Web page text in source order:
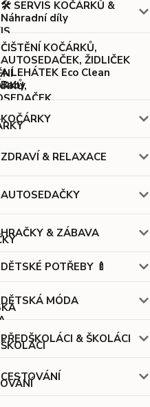
🛠️ SERVIS KOČÁRKŮ &
Náhradní díly
ČIŠTĚNÍ KOČÁRKŮ,
AUTOSEDAČEK, ŽIDLIČEK
A LEHÁTEK Eco Clean
Baby
KOČÁRKY
ZDRAVÍ & RELAXACE
AUTOSEDAČKY
HRAČKY & ZÁBAVA
DĚTSKÉ POTŘEBY 🍼
DĚTSKÁ MÓDA
PŘEDŠKOLÁCI & ŠKOLÁCI
CESTOVÁNÍ